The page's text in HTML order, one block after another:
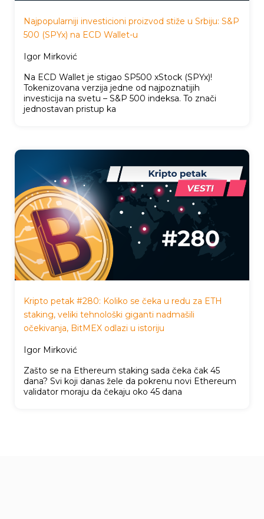
Najpopularniji investicioni proizvod stiže u Srbiju: S&P
500 (SPYx) na ECD Wallet-u
Igor Mirković
Na ECD Wallet je stigao SP500 xStock (SPYx)!
Tokenizovana verzija jedne od najpoznatijih
investicija na svetu – S&P 500 indeksa. To znači
jednostavan pristup ka
Kripto petak #280: Koliko se čeka u redu za ETH
staking, veliki tehnološki giganti nadmašili
očekivanja, BitMEX odlazi u istoriju
Igor Mirković
Zašto se na Ethereum staking sada čeka čak 45
dana? Svi koji danas žele da pokrenu novi Ethereum
validator moraju da čekaju oko 45 dana